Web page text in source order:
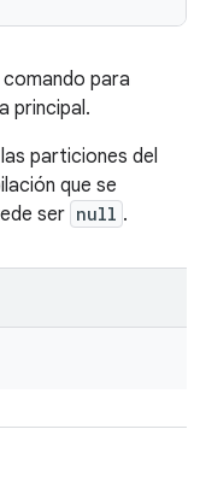
para
principal.
particiones del
que se
ser null .